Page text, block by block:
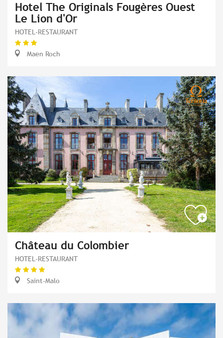
Hotel The Originals Fougères Ouest
Le Lion d'Or
HOTEL-RESTAURANT
Maen Roch
Château du Colombier
HOTEL-RESTAURANT
Saint-Malo